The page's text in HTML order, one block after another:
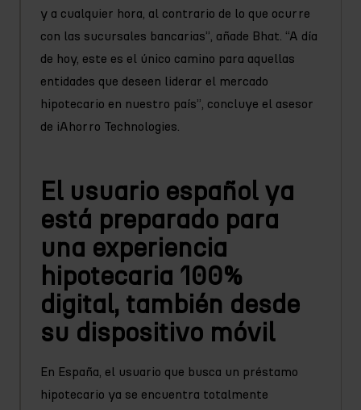
y a cualquier hora, al contrario de lo que ocurre
con las sucursales bancarias”, añade Bhat. “A día
de hoy, este es el único camino para aquellas
entidades que deseen liderar el mercado
hipotecario en nuestro país”, concluye el asesor
de iAhorro Technologies.
El usuario español ya
está preparado para
una experiencia
hipotecaria 100%
digital, también desde
su dispositivo móvil
En España, el usuario que busca un préstamo
hipotecario ya se encuentra totalmente